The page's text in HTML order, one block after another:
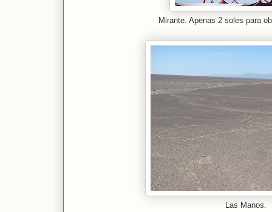
Mirante. Apenas 2 soles para
Las Manos.